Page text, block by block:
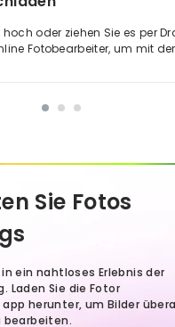
hoch oder ziehen Sie es per
Fotobearbeiter, um mit der
Sie Fotos
ein nahtloses Erlebnis der
Laden Sie die Fotor
herunter, um Bilder
bearbeiten.